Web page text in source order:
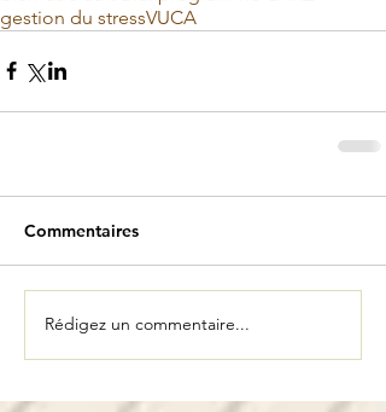
gestion du stressVUCA
Commentaires
Rédigez un commentaire...